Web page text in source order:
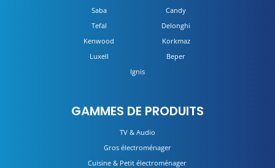
Saba
Candy
Tefal
Delonghi
Kenwood
Korkmaz
Luxell
Beper
Ignis
GAMMES DE PRODUITS
TV & Audio
Gros électroménager
Cuisine & Petit électroménager